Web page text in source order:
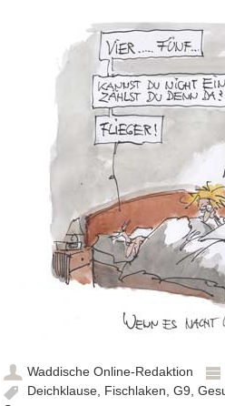
Waddische Online-Redaktion
Deichklause, Fischlaken G9